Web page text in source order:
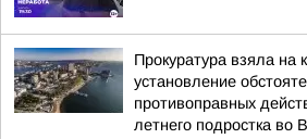
Прокуратура взяла на
установление
противоправных
летнего подростка во